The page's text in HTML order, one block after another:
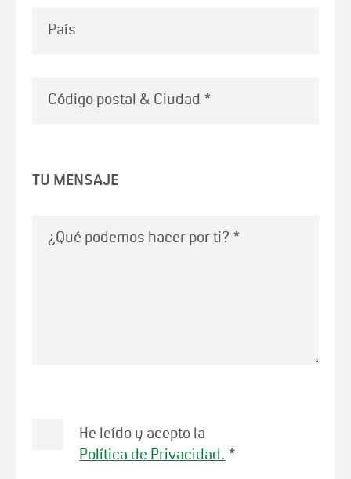
País
Código postal & Ciudad *
TU MENSAJE
¿Qué podemos hacer por ti? *
He leído y acepto la
Política de Privacidad. *